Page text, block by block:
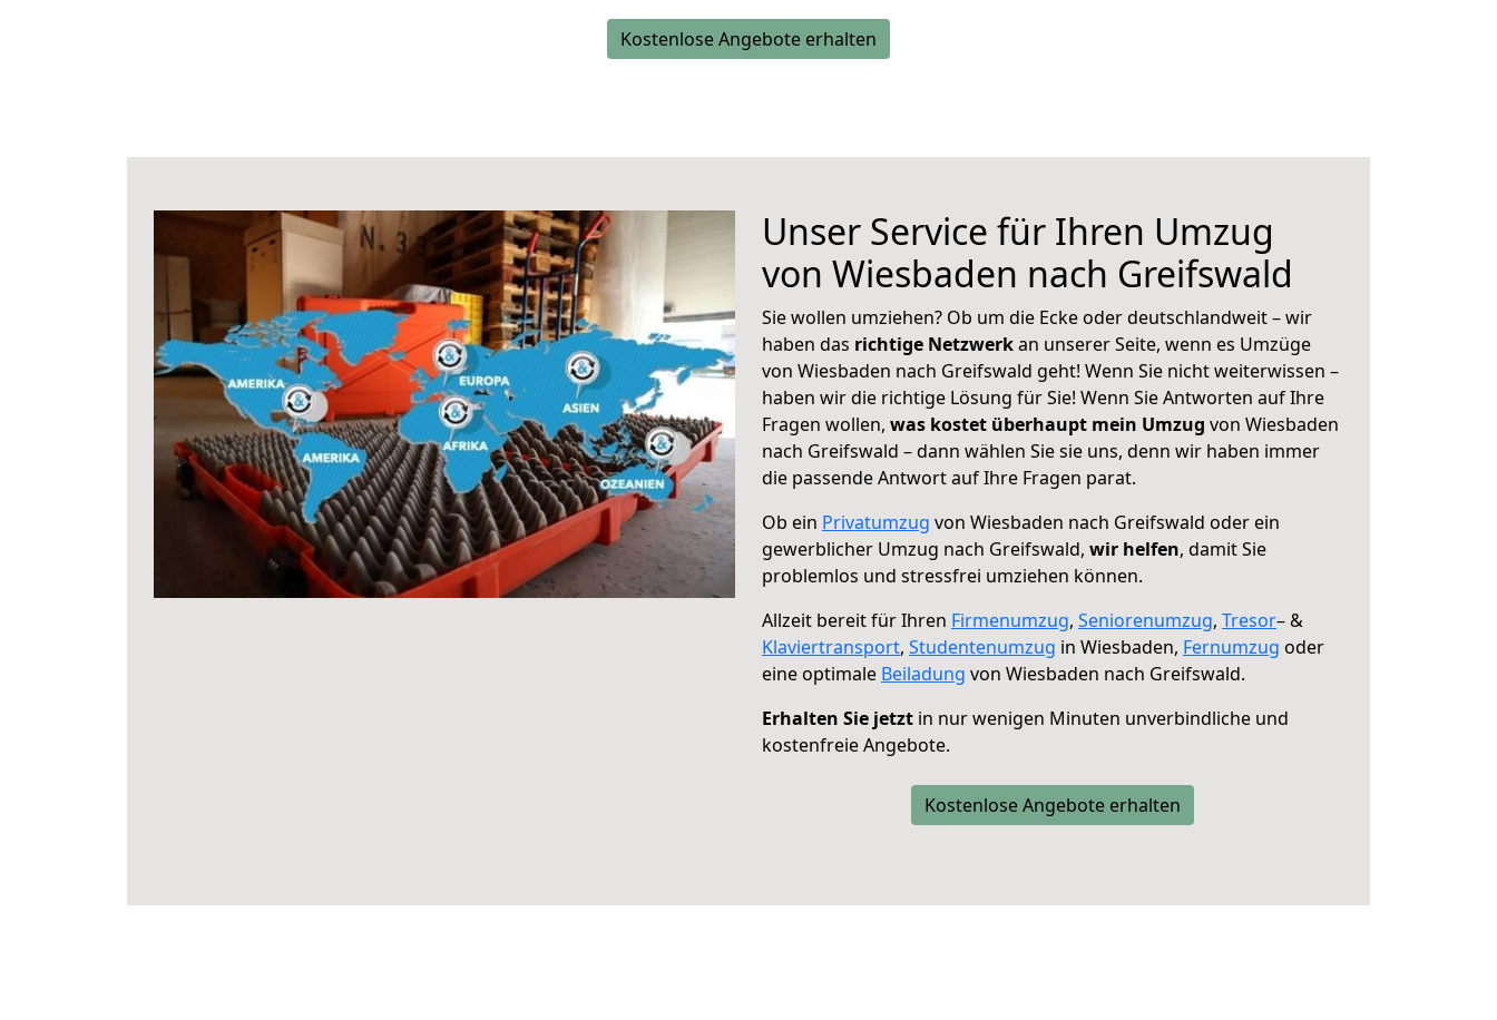
Kostenlose Angebote erhalten
Unser Service für Ihren Umzug
von Wiesbaden nach Greifswald
Sie wollen umziehen? Ob um die Ecke oder deutschlandweit – wir
haben das richtige Netzwerkan unserer Seite, wenn es Umzüge
von Wiesbaden nach Greifswald geht! Wenn Sie nicht weiterwissen –
haben wir die richtige Lösung für Sie! Wenn Sie Antworten auf Ihre
Fragen wollen, was kostet überhaupt mein Umzug von Wiesbaden
nach Greifswald – dann wählen Sie sie uns, denn wir haben immer
die passende Antwort auf Ihre Fragen parat.
Ob ein Privatumzug von Wiesbaden nach Greifswald oder ein
gewerblicher Umzug nach Greifswald, wir helfen, damit Sie
problemlos und stressfrei umziehen können.
Allzeit bereit für Ihren Firmenumzug, Seniorenumzug, Tresor– &
Klaviertransport, Studentenumzug in Wiesbaden, Fernumzug oder
eine optimale Beiladung von Wiesbaden nach Greifswald.
Erhalten Sie jetzt in nur wenigen Minuten unverbindliche und
kostenfreie Angebote.
Kostenlose Angebote erhalten